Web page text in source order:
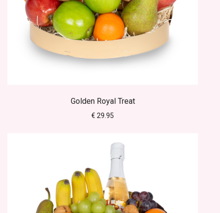
Golden Royal Treat
€ 29.95